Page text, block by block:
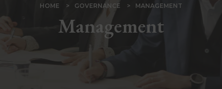
BRICIOLE
DI
PANE
HOME GOVERNANCE MANAGEMENT
Management